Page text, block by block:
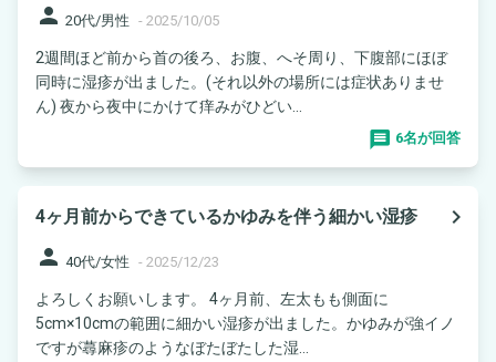
person 20代/男性 - 2025/10/05
2週間ほど前から首の後ろ、お腹、へそ周り、下腹部にほぼ
同時に湿疹が出ました。(それ以外の場所には症状ありませ
ん) 夜から夜中にかけて痒みがひどい...
6名が回答
4ヶ月前からできているかゆみを伴う細かい湿疹
navigate_next
person 40代/女性 - 2025/12/23
よろしくお願いします。 4ヶ月前、左太もも側面に
5cm×10cmの範囲に細かい湿疹が出ました。かゆみが強イノ
ですが蕁麻疹のようなぼたぼたした湿...